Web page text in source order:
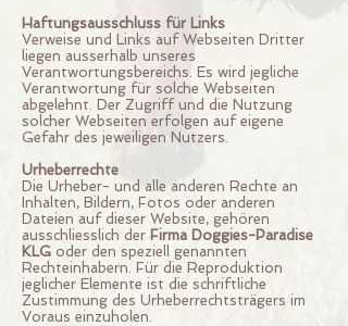
Haftungsausschluss für Links
Verweise und Links auf Webseiten Dritter
liegen ausserhalb unseres
Verantwortungsbereichs. Es wird jegliche
Verantwortung für solche Webseiten
abgelehnt. Der Zugriff und die Nutzung
solcher Webseiten erfolgen auf eigene
Gefahr des jeweiligen Nutzers.
Urheberrechte
Die Urheber- und alle anderen Rechte an
Inhalten, Bildern, Fotos oder anderen
Dateien auf dieser Website, gehören
ausschliesslich der Firma Doggies-Paradise
KLG oder den speziell genannten
Rechteinhabern. Für die Reproduktion
jeglicher Elemente ist die schriftliche
Zustimmung des Urheberrechtsträgers im
Voraus einzuholen.